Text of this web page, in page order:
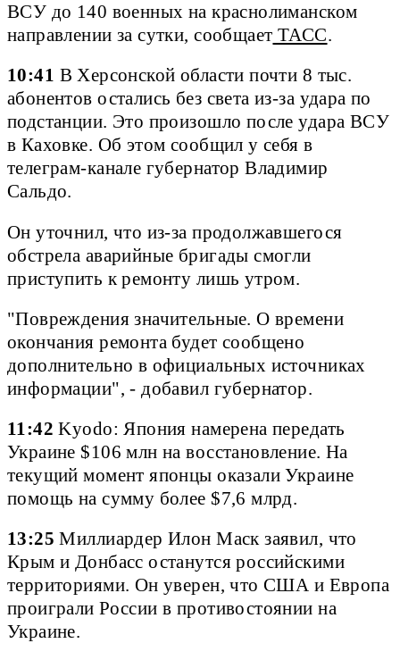
ВСУ до 140 военных на краснолиманском
направлении за сутки, сообщает ТАСС.
10:41 В Херсонской области почти 8 тыс.
абонентов остались без света из-за удара по
подстанции. Это произошло после удара ВСУ
в Каховке. Об этом сообщил у себя в
телеграм-канале губернатор Владимир
Сальдо.
Он уточнил, что из-за продолжавшегося
обстрела аварийные бригады смогли
приступить к ремонту лишь утром.
"Повреждения значительные. О времени
окончания ремонта будет сообщено
дополнительно в официальных источниках
информации", - добавил губернатор.
11:42 Kyodo: Япония намерена передать
Украине $106 млн на восстановление. На
текущий момент японцы оказали Украине
помощь на сумму более $7,6 млрд.
13:25 Миллиардер Илон Маск заявил, что
Крым и Донбасс останутся российскими
территориями. Он уверен, что США и Европа
проиграли России в противостоянии на
Украине.